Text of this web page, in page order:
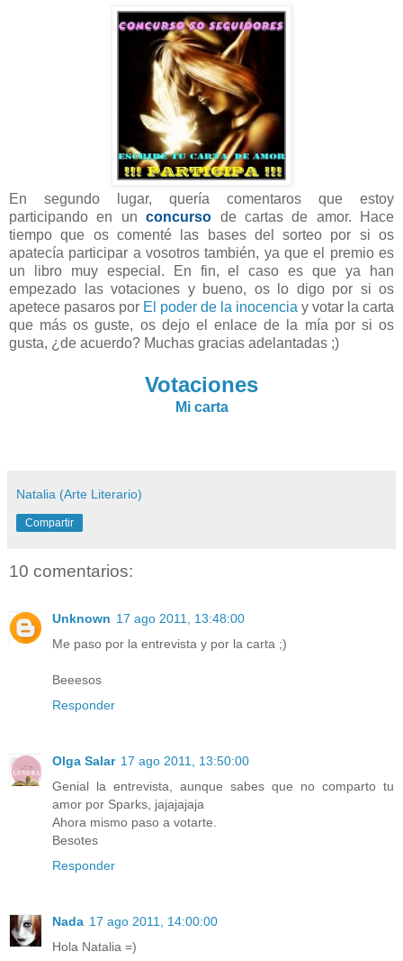
En segundo lugar, quería comentaros que estoy
participando en unconcurso de cartas de amor. Hace
tiempo que os comenté las bases del sorteo por si os
apatecía participar a vosotros también, ya que el premio es
un libro muy especial. En fin, el caso es que ya han
empezado las votaciones y bueno, os lo digo por si os
apetece pasaros por El poder de la inocencia y votar la carta
que más os guste, os dejo el enlace de la mía por si os
gusta, ¿de acuerdo? Muchas gracias adelantadas ;)
Votaciones
Mi carta
Natalia (Arte Literario)
Compartir
10 comentarios:
Unknown 17 ago 2011, 13:48:00
Me paso por la entrevista y por la carta ;)
Beeesos
Responder
Olga Salar 17 ago 2011, 13:50:00
Genial la entrevista, aunque sabes que no comparto tu
amor por Sparks, jajajajaja
Ahora mismo paso a votarte.
Besotes
Responder
Nada 17 ago 2011, 14:00:00
Hola Natalia =)